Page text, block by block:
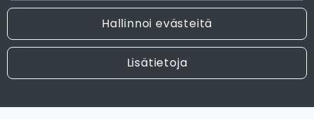
Hallinnoi evästeitä
Lisätietoja
Instagram
© 2024 Joen Tukkutiimi. All rights reserved. Site by